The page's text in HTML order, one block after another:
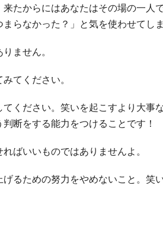
たからにはあなたはその場の一人で
らなかった？」と気を使わせてしま
ません。
てください。
ください。笑いを起こすより大事
断をする能力をつけることです！
ばいいものではありませんよ。
るための努力をやめないこと。笑